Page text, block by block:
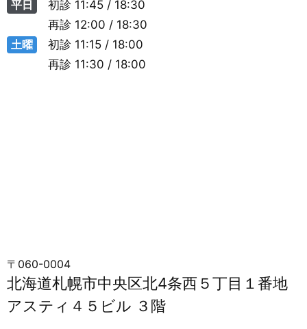
平日 初診 11:45 / 18:30
再診 12:00 / 18:30
土曜
初診 11:15 / 18:00
再診 11:30 / 18:00
〒060-0004
北海道札幌市中央区北4条西５丁目１番地
アスティ４５ビル ３階